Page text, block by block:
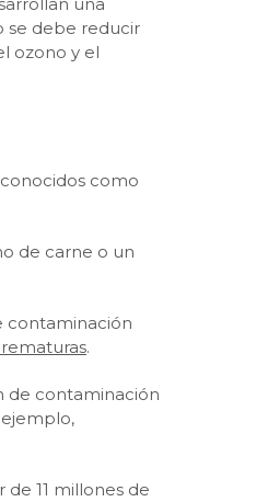
se debe reducir
ozono y el
como
de carne o un
contaminación
.
de contaminación
11 millones de